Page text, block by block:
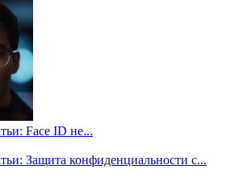
Face ID не...
Защита конфиденциальности с...